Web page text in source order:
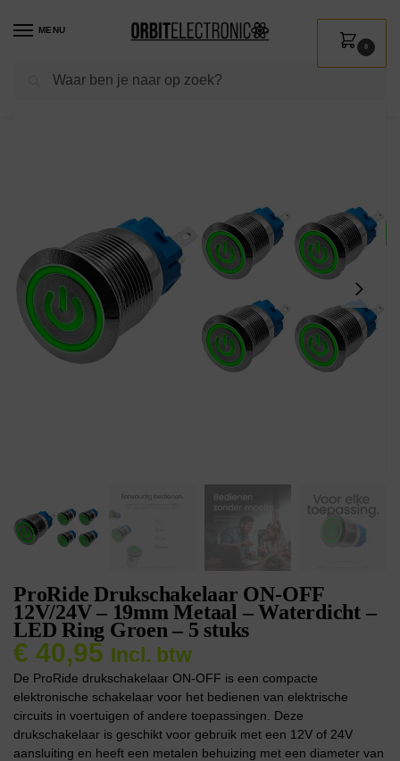
MENU
Zoeken
0
Shop / Installatie Schakelmateriaal
ProRide Drukschakelaar ON-OFF
12V/24V – 19mm Metaal – Waterdicht –
LED Ring Groen – 5 stuks
€ 40,95 Incl. btw
De ProRide drukschakelaar ON-OFF is een compacte
elektronische schakelaar voor het bedienen van elektrische
circuits in voertuigen of andere toepassingen. Deze
drukschakelaar is geschikt voor gebruik met een 12V of 24V
aansluiting en heeft een metalen behuizing met een diameter van